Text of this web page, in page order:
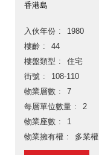
香港島
入伙年份
1980
樓齡
44
樓盤類型
住宅
街號
108-110
物業層數
7
每層單位數量
2
物業座數
1
物業擁有權
多業權